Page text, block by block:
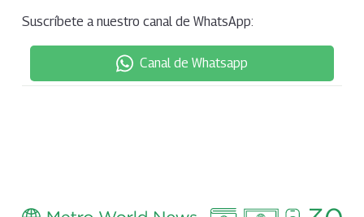
Suscríbete a nuestro canal de WhatsApp:
Canal de Whatsapp